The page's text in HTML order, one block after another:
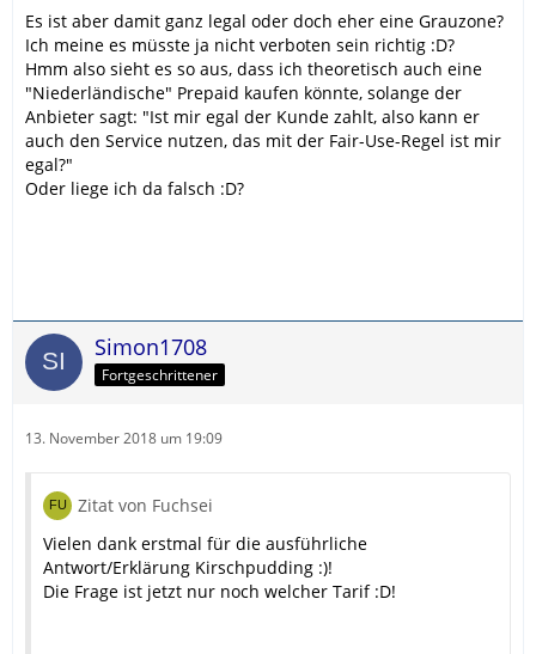
Es ist aber damit ganz legal oder doch eher eine Grauzone?
Ich meine es müsste ja nicht verboten sein richtig :D?
Hmm also sieht es so aus, dass ich theoretisch auch eine
"Niederländische" Prepaid kaufen könnte, solange der
Anbieter sagt: "Ist mir egal der Kunde zahlt, also kann er
auch den Service nutzen, das mit der Fair-Use-Regel ist mir
egal?"
Oder liege ich da falsch :D?
Simon1708
Fortgeschrittener
13. November 2018 um 19:09
Zitat von Fuchsei
Vielen dank erstmal für die ausführliche
Antwort/Erklärung Kirschpudding :)!
Die Frage ist jetzt nur noch welcher Tarif :D!